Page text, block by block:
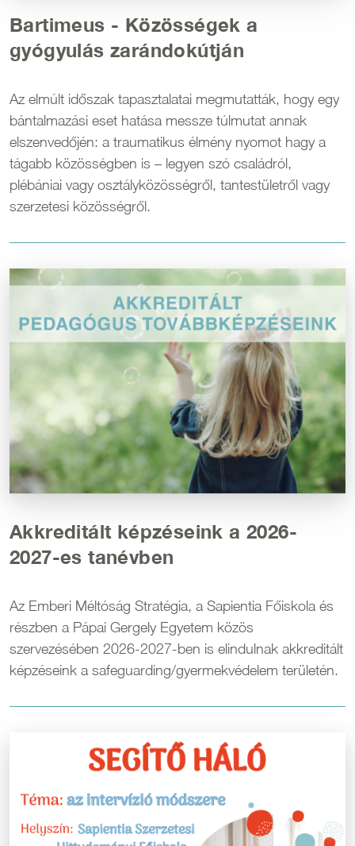
Bartimeus - Közösségek a
gyógyulás zarándokútján
Az elmúlt időszak tapasztalatai megmutatták, hogy egy
bántalmazási eset hatása messze túlmutat annak
elszenvedőjén: a traumatikus élmény nyomot hagy a
tágabb közösségben is – legyen szó családról,
plébániai vagy osztályközösségről, tantestületről vagy
szerzetesi közösségről.
Kép
Akkreditált képzéseink a 2026-
2027-es tanévben
Az Emberi Méltóság Stratégia, a Sapientia Főiskola és
részben a Pápai Gergely Egyetem közös
szervezésében 2026-2027-ben is elindulnak akkreditált
képzéseink a safeguarding/gyermekvédelem területén.